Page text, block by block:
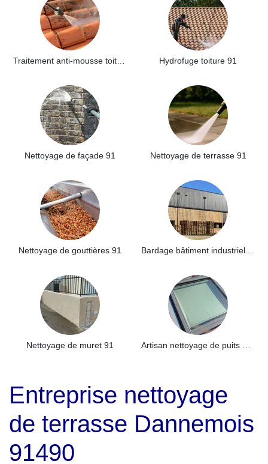
Hydrofuge toiture 91
Nettoyage de façade 91 Nettoyage de terrasse 91
Nettoyage de gouttières 91
Nettoyage de muret 91
Entreprise nettoyage
de terrasse Dannemois
91490